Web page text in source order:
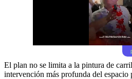
El plan no se limita a la pintura de
intervención más profunda del espacio